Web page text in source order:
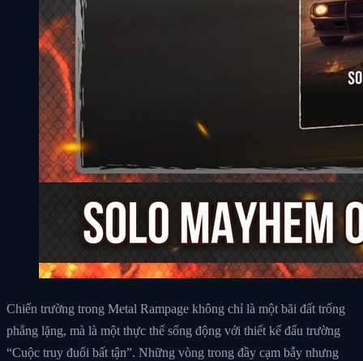
Chiến trường trong Metal Rampage không chỉ là một bãi đất trống
phẳng lặng, mà là một thực thể sống động với thiết kế đấu trường
“Cuộc truy đuổi bất tận”. Những vòng trong đầy cạm bẫy nhưng